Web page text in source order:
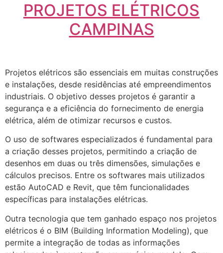
PROJETOS ELÉTRICOS
CAMPINAS
Projetos elétricos são essenciais em muitas construções
e instalações, desde residências até empreendimentos
industriais. O objetivo desses projetos é garantir a
segurança e a eficiência do fornecimento de energia
elétrica, além de otimizar recursos e custos.
O uso de softwares especializados é fundamental para
a criação desses projetos, permitindo a criação de
desenhos em duas ou três dimensões, simulações e
cálculos precisos. Entre os softwares mais utilizados
estão AutoCAD e Revit, que têm funcionalidades
específicas para instalações elétricas.
Outra tecnologia que tem ganhado espaço nos projetos
elétricos é o BIM (Building Information Modeling), que
permite a integração de todas as informações